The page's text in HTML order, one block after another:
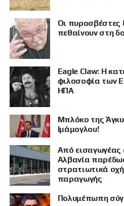
Οι πυροσβέστες
πεθαίνουν στη
Eagle Claw: Η
φιλοσοφία των
ΗΠΑ
Μπλόκο της
Ιμάμογλου!
Από εισαγωγέας
Αλβανία
στρατιωτικά
παραγωγής
Πολυμέπωπη